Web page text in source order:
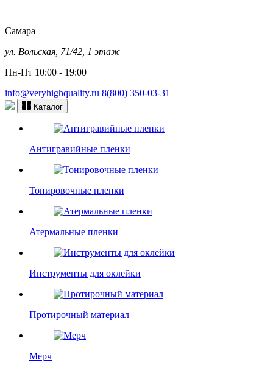
Самара
ул. Вольская, 71/42, 1 этаж
Пн-Пт 10:00 - 19:00
info@veryhighquality.ru 8(800) 350-03-31
Каталог
Антигравийные пленки
Тонировочные пленки
Атермальные пленки
Инструменты для оклейки
Протирочный материал
Мерч